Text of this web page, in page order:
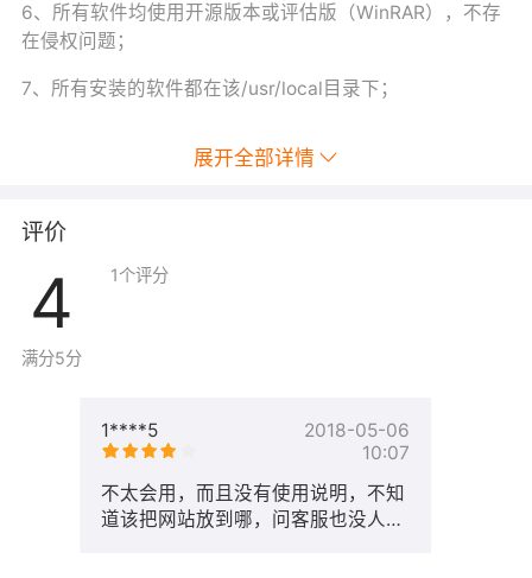
6、所有软件均使用开源版本或评估版（WinRAR），不存
在侵权问题；
7、所有安装的软件都在该/usr/local目录下；
展开全部详情
评价
4
满分5分
1个评分
1****5
2018-05-06
10:07
不太会用，而且没有使用说明，不知
道该把网站放到哪，问客服也没人回